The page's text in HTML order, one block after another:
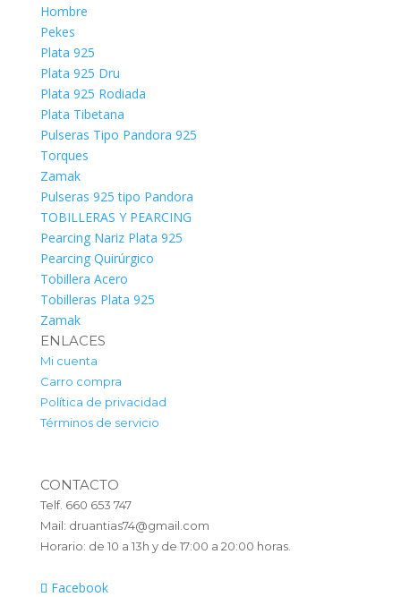
Hombre
Pekes
Plata 925
Plata 925 Dru
Plata 925 Rodiada
Plata Tibetana
Pulseras Tipo Pandora 925
Torques
Zamak
Pulseras 925 tipo Pandora
TOBILLERAS Y PEARCING
Pearcing Nariz Plata 925
Pearcing Quirúrgico
Tobillera Acero
Tobilleras Plata 925
Zamak
ENLACES
Mi cuenta
Carro compra
Política de privacidad
Términos de servicio
CONTACTO
Telf. 660 653 747
Mail: druantias74@gmail.com
Horario: de 10 a 13h y de 17:00 a 20:00 horas.
Facebook